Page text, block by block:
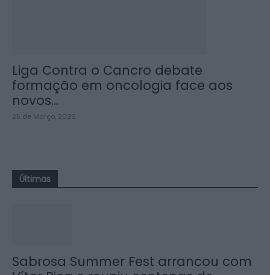
Liga Contra o Cancro debate
formação em oncologia face aos
novos...
25 de Março, 2026
Últimas
Sabrosa Summer Fest arrancou com